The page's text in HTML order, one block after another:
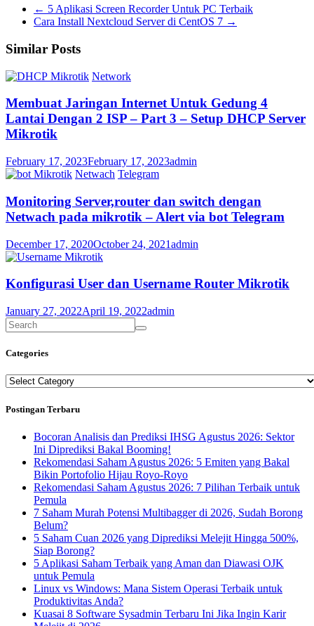
← 5 Aplikasi Screen Recorder Untuk PC Terbaik
Cara Install Nextcloud Server di CentOS 7 →
Similar Posts
Mikrotik Network
Membuat Jaringan Internet Untuk Gedung 4
Lantai Dengan 2 ISP – Part 3 – Setup DHCP Server
Mikrotik
February 17, 2023February 17, 2023admin
Mikrotik Netwach Telegram
Monitoring Server,router dan switch dengan
Netwach pada mikrotik – Alert via bot Telegram
December 17, 2020October 24, 2021admin
Mikrotik
Konfigurasi User dan Username Router Mikrotik
January 27, 2022April 19, 2022admin
Categories
Categories
Postingan Terbaru
Bocoran Analisis dan Prediksi IHSG Agustus 2026: Sektor
Ini Diprediksi Bakal Booming!
Rekomendasi Saham Agustus 2026: 5 Emiten yang Bakal
Bikin Portofolio Hijau Royo-Royo
Rekomendasi Saham Agustus 2026: 7 Pilihan Terbaik untuk
Pemula
7 Saham Murah Potensi Multibagger di 2026, Sudah Borong
Belum?
5 Saham Cuan 2026 yang Diprediksi Melejit Hingga 500%,
Siap Borong?
5 Aplikasi Saham Terbaik yang Aman dan Diawasi OJK
untuk Pemula
Linux vs Windows: Mana Sistem Operasi Terbaik untuk
Produktivitas Anda?
Kuasai 8 Software Sysadmin Terbaru Ini Jika Ingin Karir